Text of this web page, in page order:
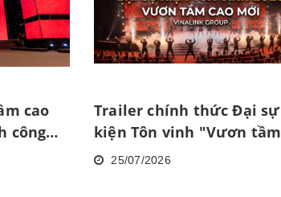
cao
công
Trailer chính thức Đại sự
kiện Tôn vinh "Vươn tầm
cao mới"
25/07/2026